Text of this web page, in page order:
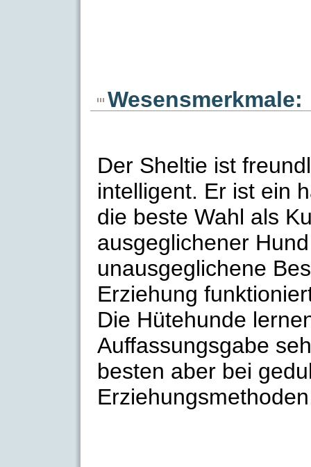
Wesensmerkmale:
Der Sheltie ist
intelligent. Er ist ein
die beste Wahl als
ausgeglichener
unausgeglichene
Erziehung
Die Hütehunde
Auffassungsgabe
besten aber bei